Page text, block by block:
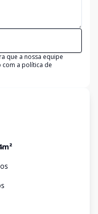
que a nossa equipe
com a política de
m²
s
s